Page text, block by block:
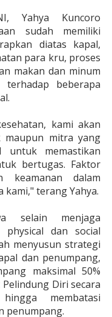
Yahya Kuncoro
sudah memiliki
diatas kapal,
para kru, proses
makan dan minum
beberapa
kami akan
maupun mitra yang
memastikan
bertugas. Faktor
keamanan dalam
terang Yahya.
selain menjaga
physical dan social
menyusun strategi
dan penumpang,
maksimal 50%
Diri secara
membatasi
penumpang.